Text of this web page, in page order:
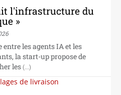
l'infrastructure du
»
les agents IA et les
la start-up propose de
les (...)